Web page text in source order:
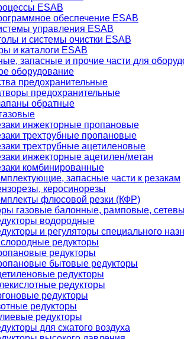
ESAB
обеспечение ESAB
управления ESAB
и системы очистки ESAB
и каталоги ESAB
запасные и прочие части для
оборудование
предохранительные
предохранительные
обратные
инжекторные пропановые
трехтрубные пропановые
трехтрубные ацетиленовые
инжекторные ацетилен/метан
комбинированные
запасные части к резакам
керосинорезы
флюсовой резки (КФР)
газовые балонные, рамповые,
водородные
и регуляторы специального
редукторы
редукторы
бытовые редукторы
редукторы
редукторы
редукторы
редукторы
редукторы
для сжатого воздуха